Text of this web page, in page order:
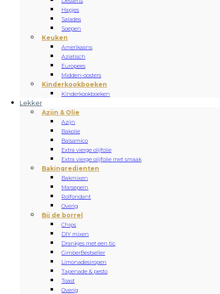
Hapjes
Salades
Soepen
Keuken
Amerikaans
Aziatisch
Europees
Midden-oosters
Kinderkookboeken
Kinderkookboeken
Lekker
Azijn & Olie
Azijn
Bakolie
Balsamico
Extra vierge olijfolie
Extra vierge olijfolie met smaak
Bakingredienten
Bakmixen
Marsepein
Rolfondant
Overig
Bij de borrel
Chips
DIY mixen
Drankjes met een tic
GimberBestseller
Limonadesiropen
Tapenade & pesto
Toast
Overig